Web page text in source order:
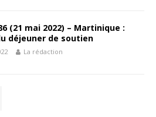
(21 mai 2022) – Martinique :
déjeuner de soutien
La rédaction